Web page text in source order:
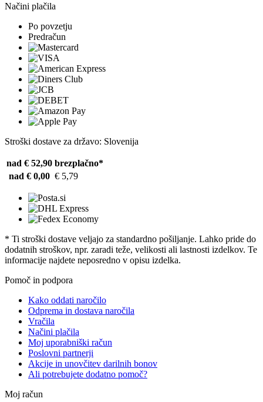
Načini plačila
Po povzetju
Predračun
Stroški dostave za državo: Slovenija
nad € 52,90 brezplačno*
nad € 0,00 € 5,79
* Ti stroški dostave veljajo za standardno pošiljanje. Lahko pride do
dodatnih stroškov, npr. zaradi teže, velikosti ali lastnosti izdelkov. Te
informacije najdete neposredno v opisu izdelka.
Pomoč in podpora
Kako oddati naročilo
Odprema in dostava naročila
Vračila
Načini plačila
Moj uporabniški račun
Poslovni partnerji
Akcije in unovčitev darilnih bonov
Ali potrebujete dodatno pomoč?
Moj račun